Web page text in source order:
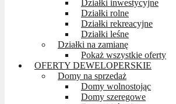
Działki inwestycyjne
Działki rolne
Działki rekreacyjne
Działki leśne
Działki na zamianę
Pokaż wszystkie oferty
OFERTY DEWELOPERSKIE
Domy na sprzedaż
Domy wolnostojąc
Domy szeregowe